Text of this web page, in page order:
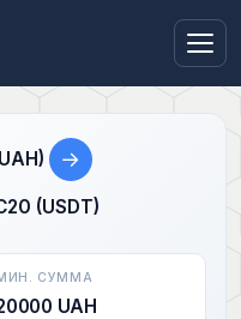
→
(USDT)
СУММА
UAH